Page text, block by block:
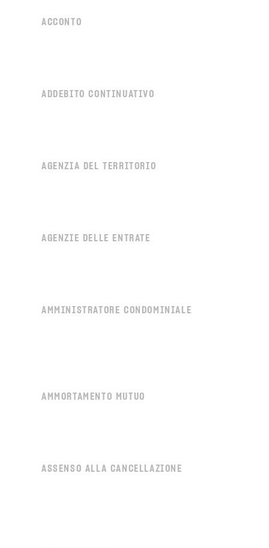
ACCONTO
ADDEBITO CONTINUATIVO
AGENZIA DEL TERRITORIO
AGENZIE DELLE ENTRATE
AMMINISTRATORE CONDOMINIALE
AMMORTAMENTO MUTUO
ASSENSO ALLA CANCELLAZIONE